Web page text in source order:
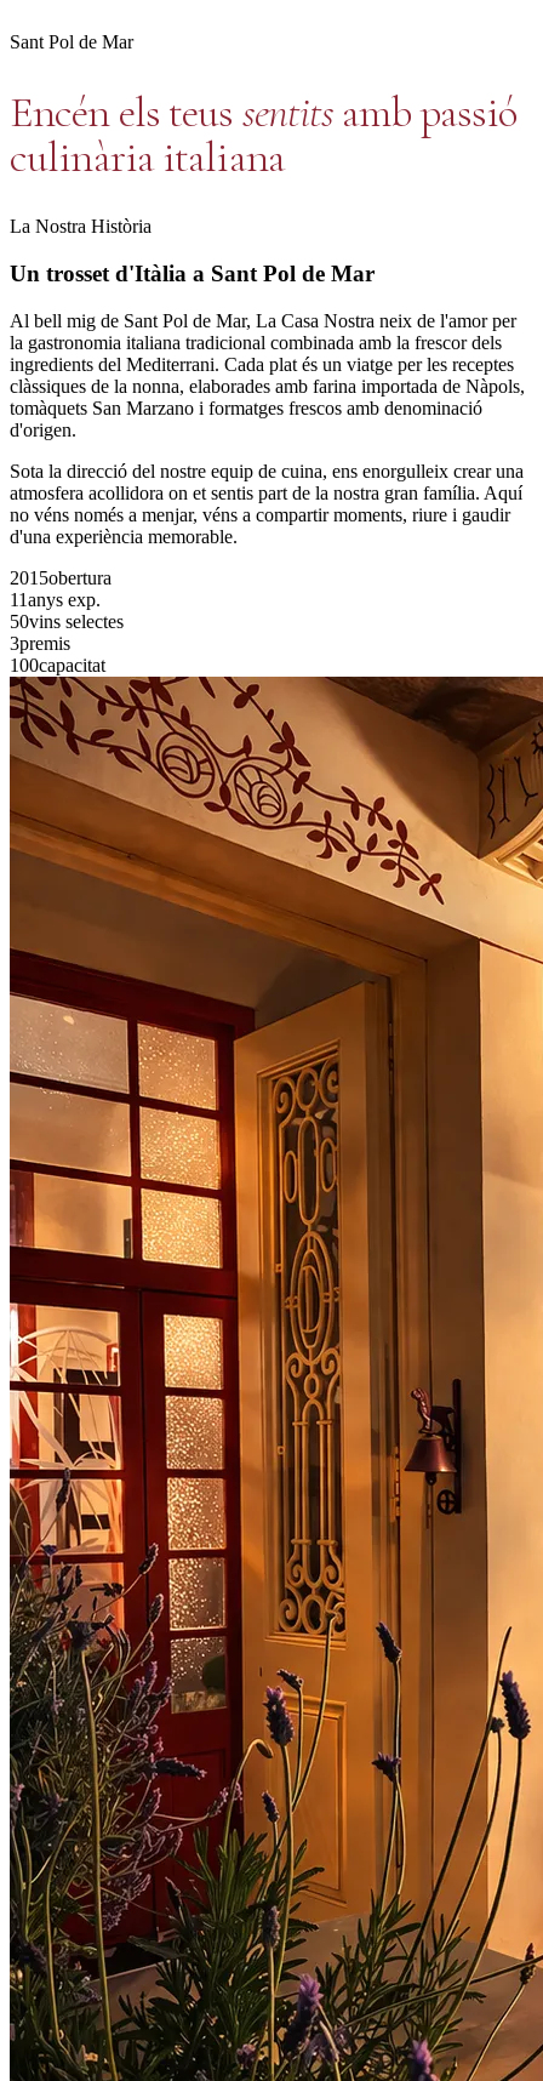
Sant Pol de Mar
Encén els teus sentits amb passió
culinària italiana
La Nostra Història
Un trosset d'Itàlia a Sant Pol de Mar
Al bell mig de Sant Pol de Mar, La Casa Nostra neix de l'amor per
la gastronomia italiana tradicional combinada amb la frescor dels
ingredients del Mediterrani. Cada plat és un viatge per les receptes
clàssiques de la nonna, elaborades amb farina importada de Nàpols,
tomàquets San Marzano i formatges frescos amb denominació
d'origen.
Sota la direcció del nostre equip de cuina, ens enorgulleix crear una
atmosfera acollidora on et sentis part de la nostra gran família. Aquí
no véns només a menjar, véns a compartir moments, riure i gaudir
d'una experiència memorable.
2015obertura
11anys exp.
50vins selectes
3premis
100capacitat